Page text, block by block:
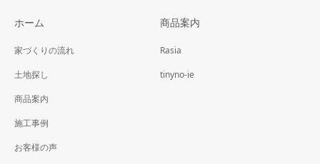
ホーム
家づくりの流れ
土地探し
商品案内
施工事例
お客様の声
商品案内
Rasia
tinyno-ie